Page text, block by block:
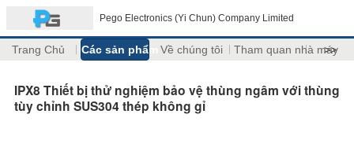
Pego Electronics (Yi Chun) Company Limited
Trang Chủ Các sản phẩm Về chúng tôi Tham quan nhà máy
>>
IPX8 Thiết bị thử nghiệm bảo vệ thùng ngâm với thùng
tùy chỉnh SUS304 thép không gỉ